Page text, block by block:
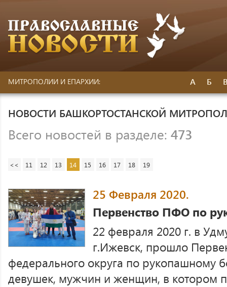
МИТРОПОЛИИ И ЕПАРХИИ: А Б
НОВОСТИ БАШКОРТОСТАНСКОЙ
Всего новостей в разделе: 473
<< 11 12 13 14 15 16 17 18 19
25 Февраля 2020.
Первенство ПФО по
22 февраля 2020 г. в
г.Ижевск, прошло
федерального округа по
девушек, мужчин и женщин, в котором